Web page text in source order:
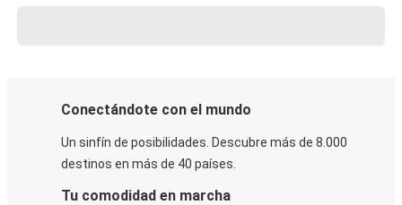
Conectándote con el mundo
Un sinfín de posibilidades. Descubre más de 8.000
destinos en más de 40 países.
Tu comodidad en marcha